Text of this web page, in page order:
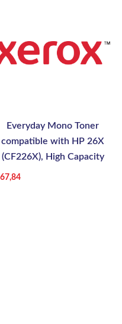
Everyday Mono Toner
compatible with HP 26X
(CF226X), High Capacity
67,84